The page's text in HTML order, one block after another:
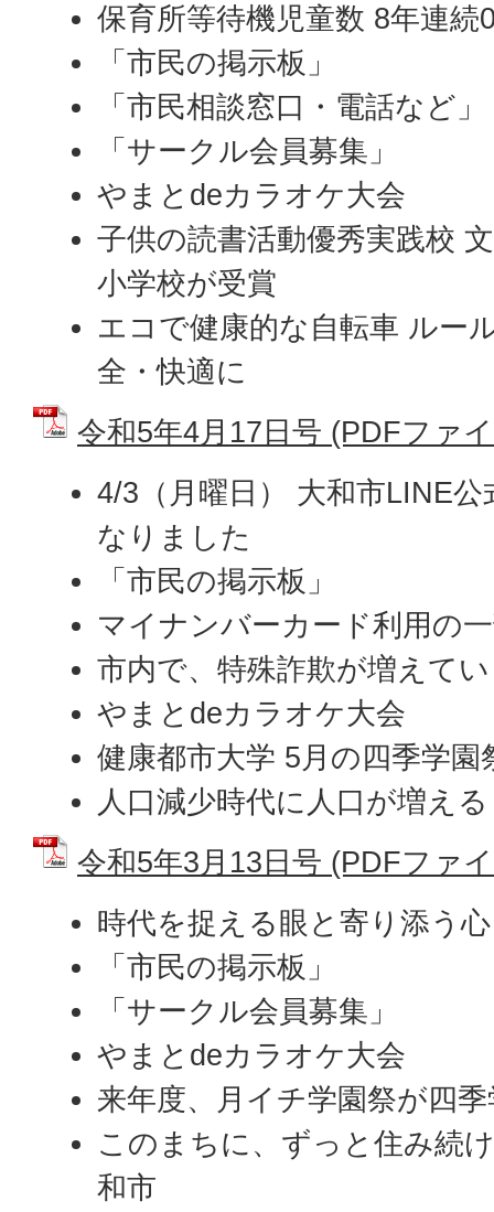
保育所等待機児童数 8年連続
「市民の掲示板」
「市民相談窓口・電話など」
「サークル会員募集」
やまとdeカラオケ大会
子供の読書活動優秀実践校
小学校が受賞
エコで健康的な自転車 ルー
全・快適に
令和5年4月17日号 (PDFファ
4/3（月曜日） 大和市LINE
なりました
「市民の掲示板」
マイナンバーカード利用の
市内で、特殊詐欺が増えて
やまとdeカラオケ大会
健康都市大学 5月の四季学園
人口減少時代に人口が増え
令和5年3月13日号 (PDFファ
時代を捉える眼と寄り添う
「市民の掲示板」
「サークル会員募集」
やまとdeカラオケ大会
来年度、月イチ学園祭が四
このまちに、ずっと住み続
和市